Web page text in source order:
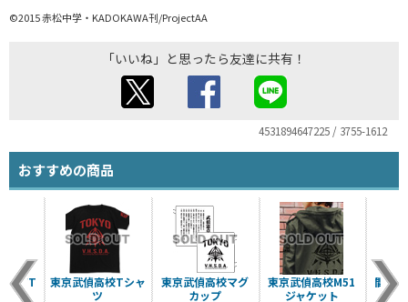
©2015 赤松中学・KADOKAWA刊/ProjectAA
「いいね」と思ったら友達に共有！
4531894647225 / 3755-1612
おすすめの商品
東京武偵高校マグ
カップ
東京武偵高校M51
ジャケット
間宮
リアT
Ver.
東京武偵高校Tシャ
ツ